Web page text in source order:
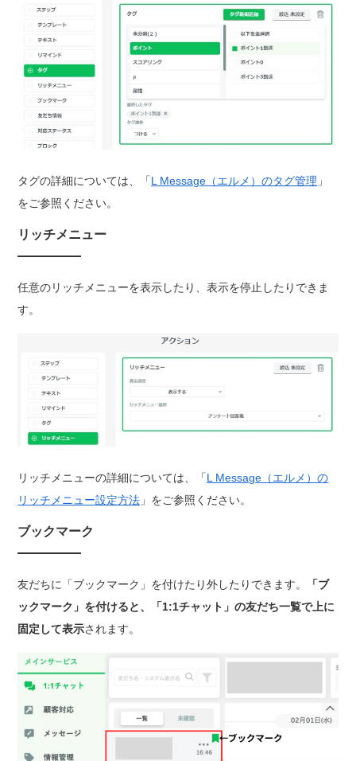
タグの詳細については、「L Message（エルメ）のタグ管理 」
をご参照ください。
リッチメニュー
任意のリッチメニューを表示したり、表示を停止したりできま
す。
リッチメニューの詳細については、「L Message（エルメ）の
リッチメニュー設定方法 」をご参照ください。
ブックマーク
友だちに「ブックマーク」を付けたり外したりできます。
「ブ
ックマーク」を付けると、「1:1チャット」の友だち一覧で上に
固定して表示されます。